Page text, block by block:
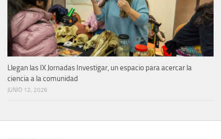
Llegan las IX Jornadas Investigar, un espacio para acercar la
ciencia a la comunidad
JUNIO 12, 2026